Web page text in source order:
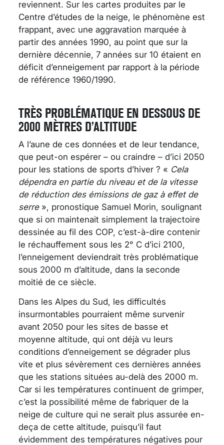
reviennent. Sur les cartes produites par le
Centre d’études de la neige, le phénomène est
frappant, avec une aggravation marquée à
partir des années 1990, au point que sur la
dernière décennie, 7 années sur 10 étaient en
déficit d’enneigement par rapport à la période
de référence 1960/1990.
TRÈS PROBLÉMATIQUE EN DESSOUS DE
2000 MÈTRES D’ALTITUDE
A l’aune de ces données et de leur tendance,
que peut-on espérer – ou craindre – d’ici 2050
pour les stations de sports d’hiver ? « Cela
dépendra en partie du niveau et de la vitesse
de réduction des émissions de gaz à effet de
serre», pronostique Samuel Morin, soulignant
que si on maintenait simplement la trajectoire
dessinée au fil des COP, c’est-à-dire contenir
le réchauffement sous les 2° C d’ici 2100,
l’enneigement deviendrait très problématique
sous 2000 m d’altitude, dans la seconde
moitié de ce siècle.
Dans les Alpes du Sud, les difficultés
insurmontables pourraient même survenir
avant 2050 pour les sites de basse et
moyenne altitude, qui ont déjà vu leurs
conditions d’enneigement se dégrader plus
vite et plus sévèrement ces dernières années
que les stations situées au-delà des 2000 m.
Car si les températures continuent de grimper,
c’est la possibilité même de fabriquer de la
neige de culture qui ne serait plus assurée en-
deça de cette altitude, puisqu’il faut
évidemment des températures négatives pour